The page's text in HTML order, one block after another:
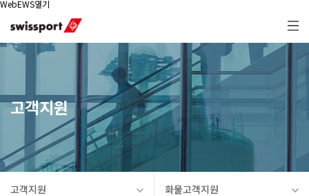
WebEWS열기
고객지원
고객지원 화물고객지원